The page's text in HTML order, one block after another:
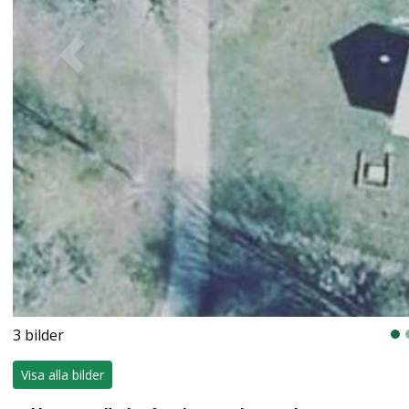
Previous
3 bilder
Visa alla bilder